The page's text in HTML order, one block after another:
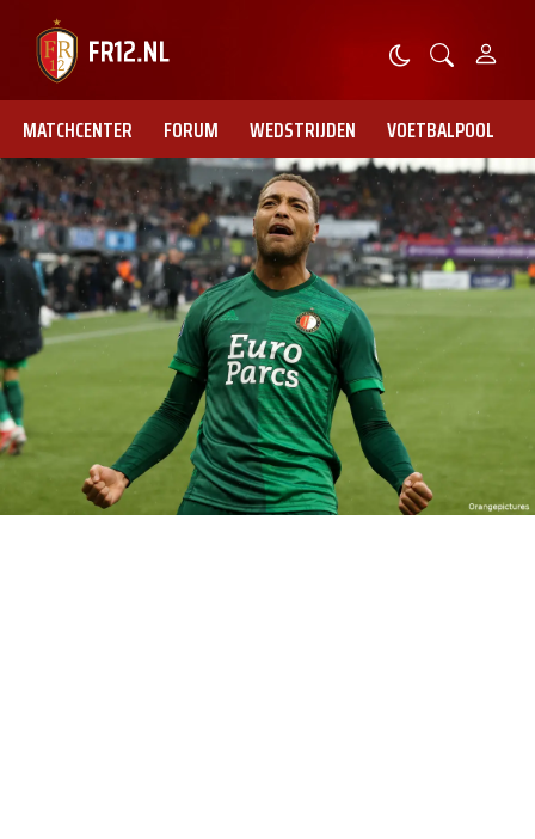
MATCHCENTER FORUM WEDSTRIJDEN VOETBALPOOL